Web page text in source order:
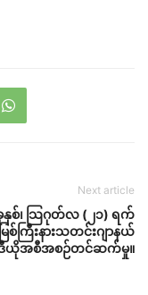
Next article
ခုနှစ်၊ သြဂုတ်လ (၂၁) ရက်
မြစ်ကြီးနားသတင်းဂျာနယ်
ယိုအစီအစဉ်တင်ဆက်မှု။